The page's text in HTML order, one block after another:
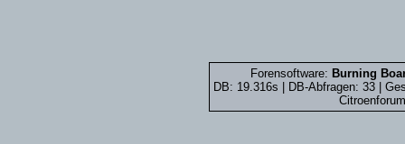
Forensoftware: Burning
DB: 19.316s | DB-Abfragen: 33 |